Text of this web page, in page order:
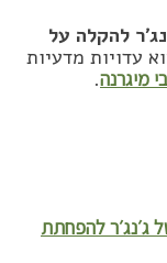
להקלה על
עדויות מדעיות
מיגרנה.
ג׳נג׳ר להפחתת